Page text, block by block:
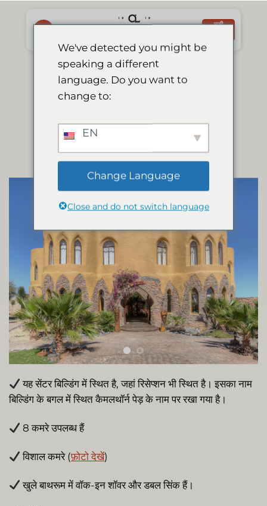
अभी
हमारे कमरे
कैमलथॉर्न रूम
यह सेंटर बिल्डिंग में स्थित है, जहां रिसेप्शन भी स्थित है। इसका नाम
बिल्डिंग के बगल में स्थित कैमलथॉर्न पेड़ के नाम पर रखा गया है।
8 कमरे उपलब्ध हैं
विशाल कमरे (फ़ोटो देखें)
खुले बाथरूम में वॉक-इन शॉवर और डबल सिंक हैं।
We've detected you might be
speaking a different
language. Do you want to
change to:
EN
Change Language
Close and do not switch language